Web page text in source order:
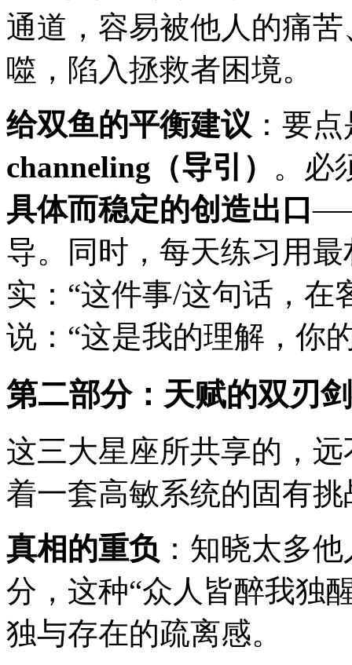
通道，容易被他人的痛
噬，陷入拯救者困境。
给双鱼的平衡建议 ：要
channeling（导引） 。必
具体而稳定的创造出口
导。同时，每天练习用
实：“这件事/这句话，在
说：“这是我的理解，你
第二部分：天赋的双刃
这三大星座所共享的，
着一套高敏系统的固有挑
真相的重负 ：知晓太多
分，这种“众人皆醉我独
独与存在的疏离感。